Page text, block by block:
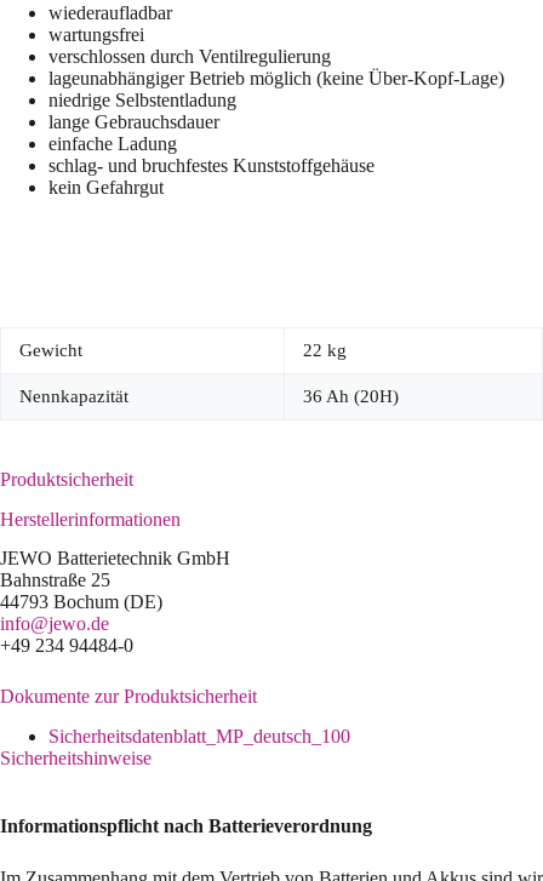
wiederaufladbar
wartungsfrei
verschlossen durch Ventilregulierung
lageunabhängiger Betrieb möglich (keine Über-Kopf-Lage)
niedrige Selbstentladung
lange Gebrauchsdauer
einfache Ladung
schlag- und bruchfestes Kunststoffgehäuse
kein Gefahrgut
Gewicht 22 kg
Nennkapazität 36 Ah (20H)
Produktsicherheit
Herstellerinformationen
JEWO Batterietechnik GmbH
Bahnstraße 25
44793 Bochum (DE)
info@jewo.de
+49 234 94484-0
Dokumente zur Produktsicherheit
Sicherheitsdatenblatt_MP_deutsch_100
Sicherheitshinweise
Informationspflicht nach Batterieverordnung